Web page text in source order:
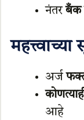
नंतरबँक
अर्ज
आहे